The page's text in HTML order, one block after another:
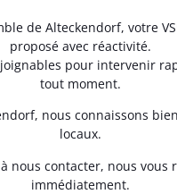
de Alteckendorf, votre
proposé avec réactivité.
pour intervenir
tout moment.
nous connaissons
locaux.
à nous contacter, nous vous
immédiatement.